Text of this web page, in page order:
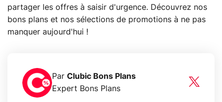
partager les offres à saisir d'urgence. Découvrez nos
bons plans et nos sélections de promotions à ne pas
manquer aujourd'hui !
Par Clubic Bons Plans
Expert Bons Plans